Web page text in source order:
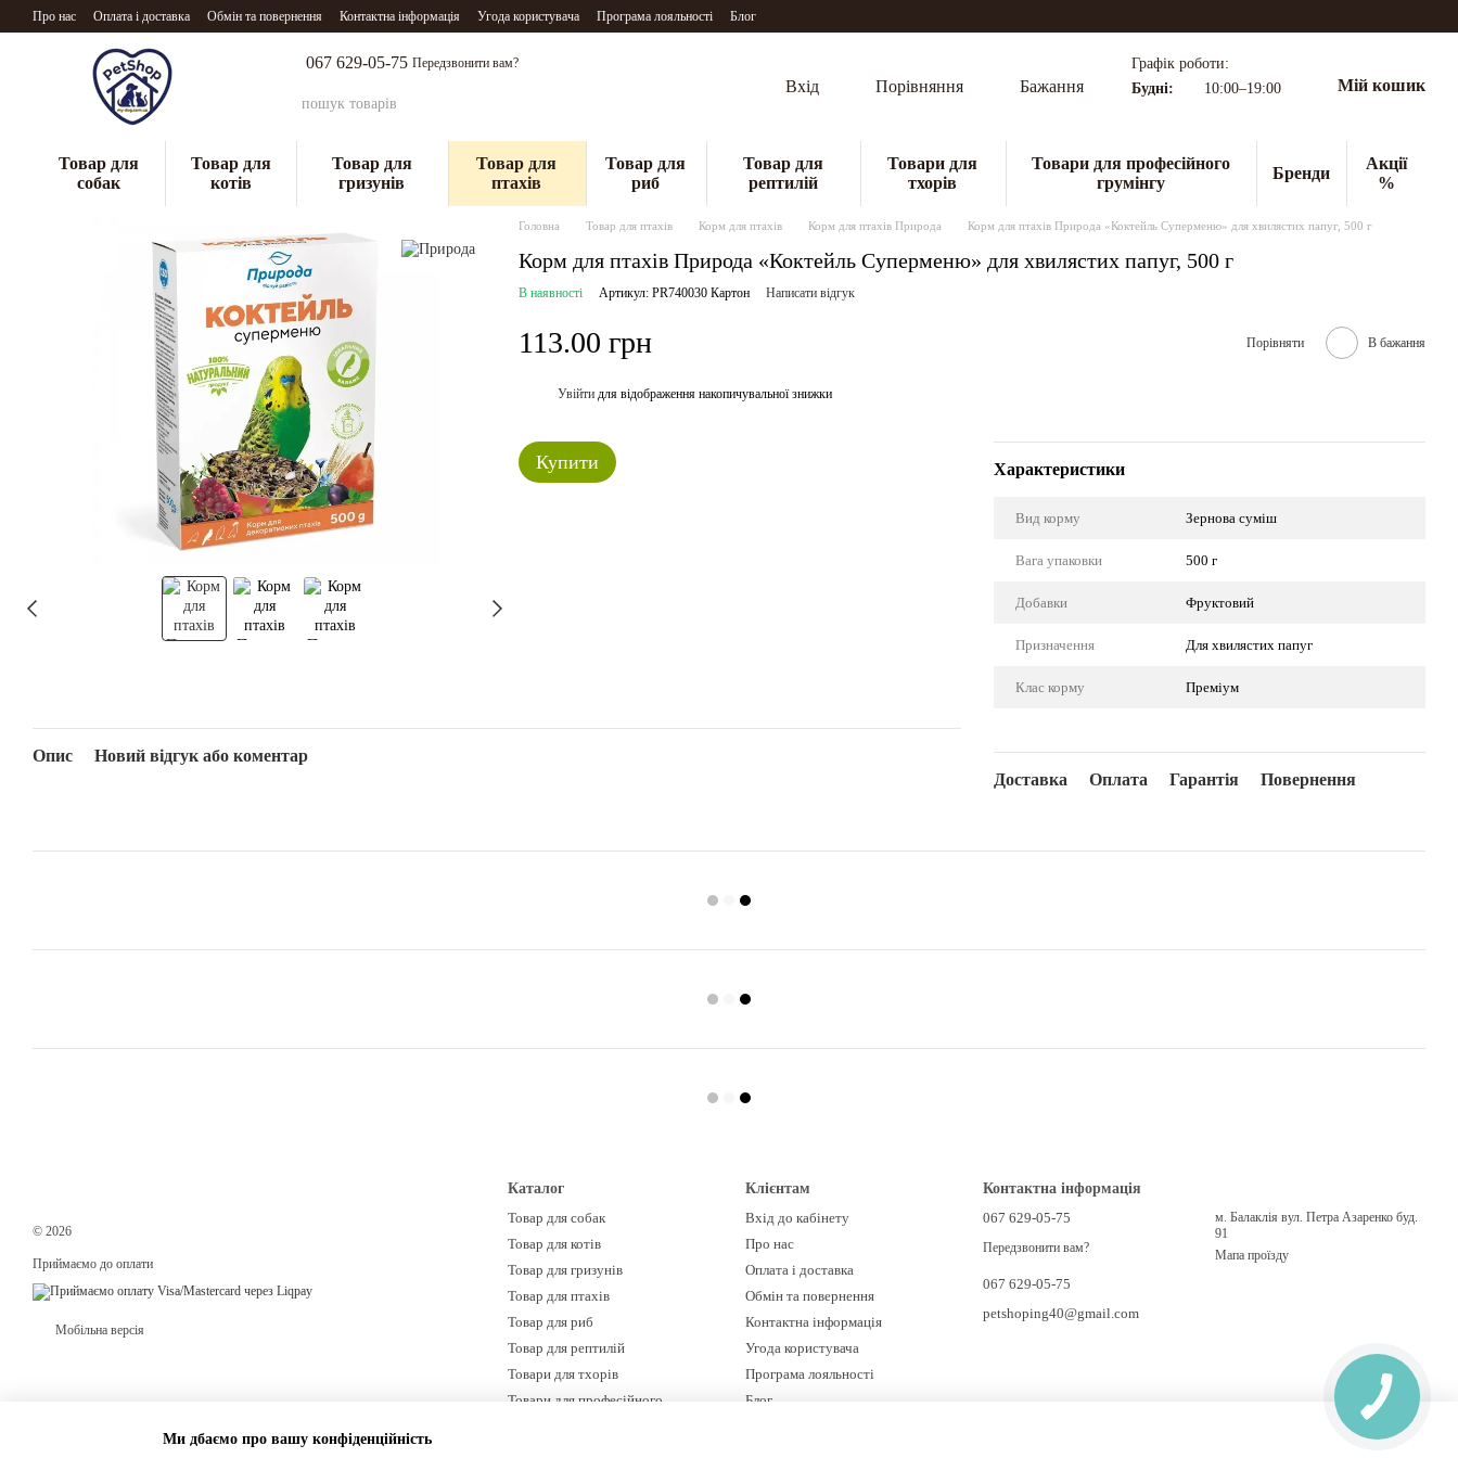
Перейти до основного контенту
Про нас Оплата і доставка Обмін та повернення Контактна інформація Угода користувача Програма лояльності Блог
067 629-05-75 Передзвонити вам?
Вхід Порівняння Бажання
Графік роботи:
Будні:
10:00–19:00 Мій кошик
Товар для
собак
Товар для
котів
Товар для
гризунів
Товар для
птахів
Товар для
риб
Товар для
рептилій
Товари для
тхорів
Товари для професійного
грумінгу
Бренди
Акції
%
Головна Товар для птахів Корм для птахів Корм для птахів Природа Корм для птахів Природа «Коктейль Суперменю» для хвилястих папуг, 500 г
Корм для птахів Природа «Коктейль Суперменю» для хвилястих папуг, 500 г
В наявності Артикул: PR740030 Картон Написати відгук
113.00 грн Порівняти В бажання
Увійти для відображення накопичувальної знижки
Купити Характеристики
Вид корму Зернова суміш
Вага упаковки 500 г
Добавки Фруктовий
Призначення Для хвилястих папуг
Клас корму Преміум
Доставка Оплата Гарантія Повернення
Опис Новий відгук або коментар
© 2026
Приймаємо до оплати
Мобільна версія
Каталог
Товар для собак
Товар для котів
Товар для гризунів
Товар для птахів
Товар для риб
Товар для рептилій
Товари для тхорів
Товари для професійного
Клієнтам
Вхід до кабінету
Про нас
Оплата і доставка
Обмін та повернення
Контактна інформація
Угода користувача
Програма лояльності
Блог
Контактна інформація
067 629-05-75
Передзвонити вам?
067 629-05-75
petshoping40@gmail.com
м. Балаклія вул. Петра Азаренко буд.
91
Мапа проїзду
Ми дбаємо про вашу конфіденційність